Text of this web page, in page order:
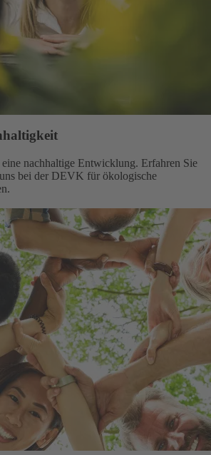
nachhaltige Entwicklung. Erfahren Sie
bei der DEVK für ökologische